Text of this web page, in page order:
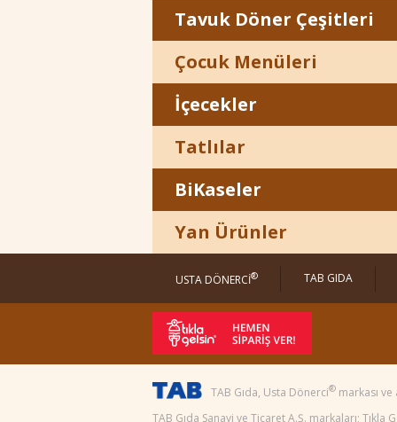
Tavuk Döner Çeşitleri
Çocuk Menüleri
İçecekler
Tatlılar
BiKaseler
Yan Ürünler
USTA DÖNERCİ® TAB GIDA
TAB Gıda, Usta Dönerci® markası
TAB Gıda Sanayi ve Ticaret A.Ş. markaları;